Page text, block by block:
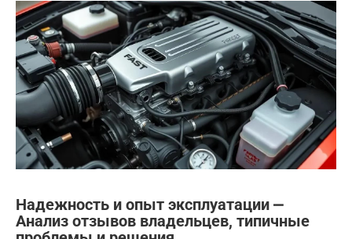
Надежность и опыт эксплуатации ⎼
Анализ отзывов владельцев, типичные